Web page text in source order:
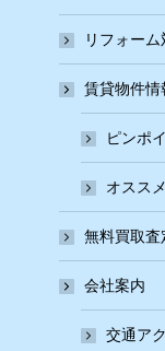
リフォー
賃貸物件情
ピンポ
オスス
無料買取査
会社案内
交通ア